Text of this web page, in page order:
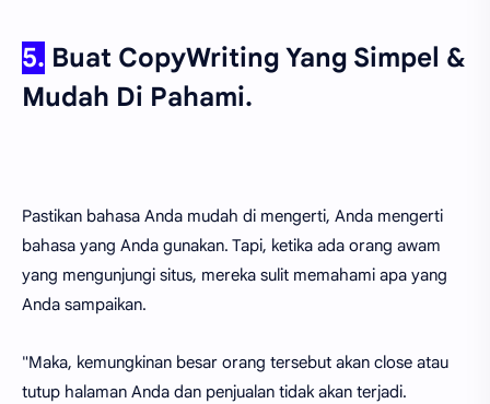
5. Buat CopyWriting Yang Simpel &
Mudah Di Pahami.
Pastikan bahasa Anda mudah di mengerti, Anda mengerti
bahasa yang Anda gunakan. Tapi, ketika ada orang awam
yang mengunjungi situs, mereka sulit memahami apa yang
Anda sampaikan.
"Maka, kemungkinan besar orang tersebut akan close atau
tutup halaman Anda dan penjualan tidak akan terjadi.